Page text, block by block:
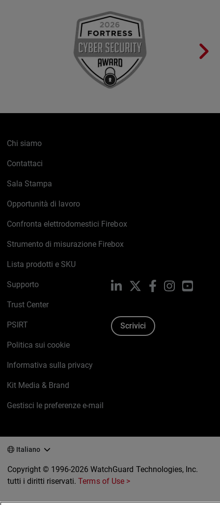
Chi siamo
Contattaci
Sala Stampa
Opportunità di lavoro
Confronta elettrodomestici Firebox
Strumento di misurazione Firebox
Lista prodotti e SKU
Supporto
Trust Center
PSIRT
Politica sui cookie
Informativa sulla privacy
Kit Media & Brand
Gestisci le preferenze e-mail
LinkedIn FacebookInstagram
Scrivici
Italiano
Copyright © 1996-2026 WatchGuard Technologies, Inc.
tutti i diritti riservati.Terms of Use >